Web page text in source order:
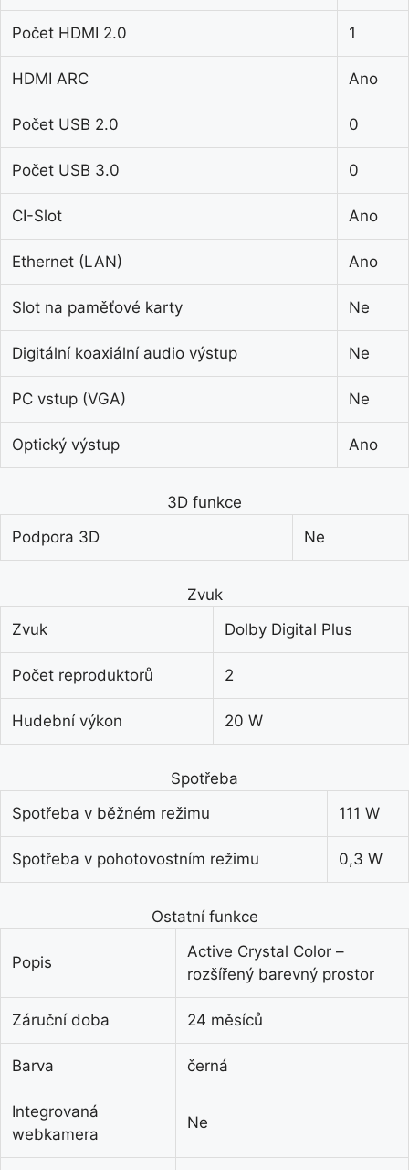
Počet HDMI 2.0 1
HDMI ARC Ano
Počet USB 2.0 0
Počet USB 3.0 0
CI-Slot Ano
Ethernet (LAN) Ano
Slot na paměťové karty Ne
Digitální koaxiální audio výstup Ne
PC vstup (VGA) Ne
Optický výstup Ano
3D funkce
Podpora 3D
Ne
Zvuk
Zvuk
Dolby Digital Plus
Počet reproduktorů 2
Hudební výkon 20 W
Spotřeba
Spotřeba v běžném režimu
111 W
Spotřeba v pohotovostním režimu 0,3 W
Ostatní funkce
Popis
Active Crystal Color –
rozšířený barevný prostor
Záruční doba 24 měsíců
Barva černá
Integrovaná
webkamera
Ne